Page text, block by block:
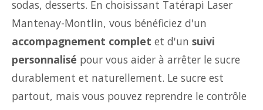
sodas, desserts. En choisissant Tatérapi Laser
Mantenay-Montlin, vous bénéficiez d'un
accompagnement complet et d'un suivi
personnalisé pour vous aider à arrêter le sucre
durablement et naturellement. Le sucre est
partout, mais vous pouvez reprendre le contrôle